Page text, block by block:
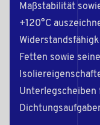
Maßstabilität
+120°C
Fetten sowie
Unterlegscheiben